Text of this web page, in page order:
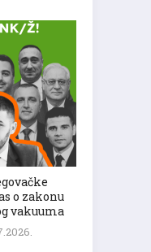
o zakonu
vakuuma